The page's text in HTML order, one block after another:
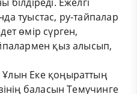
туыстас, ру-тайпалар
өмір сүрген,
қыз алысып,
Еке қоңыраттың
баласын Темучинге